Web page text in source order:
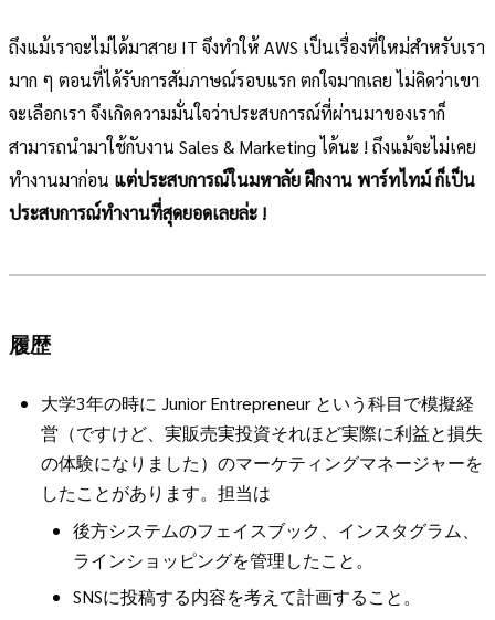
ถึงแม้เราจะไม่ได้มาสาย IT จึงทำให้ AWS เป็นเรื่องที่ใหม่สำหรับเรา
มาก ๆ ตอนที่ได้รับการสัมภาษณ์รอบแรก ตกใจมากเลย ไม่คิดว่าเขา
จะเลือกเรา จึงเกิดความมั่นใจว่าประสบการณ์ที่ผ่านมาของเราก็
สามารถนำมาใช้กับงาน Sales & Marketing ได้นะ ! ถึงแม้จะไม่เคย
ทำงานมาก่อน แต่ประสบการณ์ในมหาลัย ฝึกงาน พาร์ทไทม์ ก็เป็น
ประสบการณ์ทำงานที่สุดยอดเลยล่ะ !
履歴
大学3年の時に Junior Entrepreneur という科目で模擬経
営（ですけど、実販売実投資それほど実際に利益と損失
の体験になりました）のマーケティングマネージャーを
したことがあります。担当は
後方システムのフェイスブック、インスタグラム、
ラインショッピングを管理したこと。
SNSに投稿する内容を考えて計画すること。